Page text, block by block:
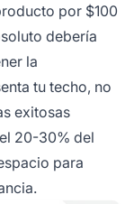
por $100
debería
la
tu techo, no
exitosas
20-30% del
para